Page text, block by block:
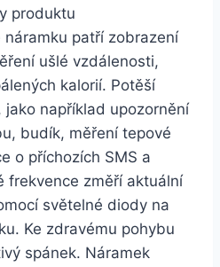
produktu
patří zobrazení
ušlé vzdálenosti,
kalorií. Potěší
například upozornění
budík, měření tepové
o příchozích SMS a
frekvence změří aktuální
světelné diody na
Ke zdravému pohybu
spánek. Náramek